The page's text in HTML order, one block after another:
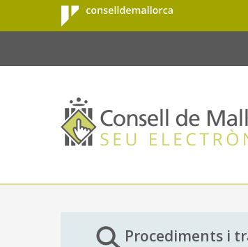
Salta al contingut principal
Consell de
Mallorca
Procediments i